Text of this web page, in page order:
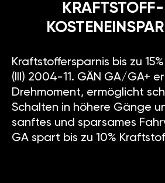
Kraftstoffersparnis bis zu
(III) 2004-11. GÄN GA/GA+
Drehmoment, ermöglicht
Schalten in höhere Gänge
sanftes und sparsames
GA spart bis zu 10%